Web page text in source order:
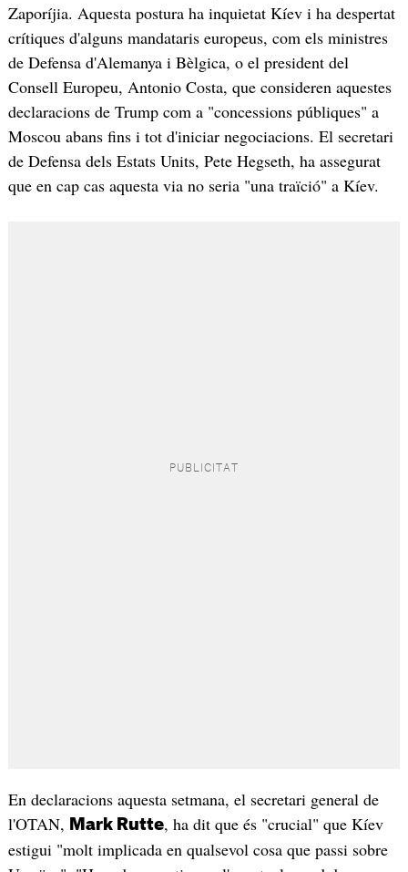
Zaporíjia. Aquesta postura ha inquietat Kíev i ha despertat
crítiques d'alguns mandataris europeus, com els ministres
de Defensa d'Alemanya i Bèlgica, o el president del
Consell Europeu, Antonio Costa, que consideren aquestes
declaracions de Trump com a "concessions públiques" a
Moscou abans fins i tot d'iniciar negociacions. El secretari
de Defensa dels Estats Units, Pete Hegseth, ha assegurat
que en cap cas aquesta via no seria "una traïció" a Kíev.
En declaracions aquesta setmana, el secretari general de
l'OTAN, Mark Rutte, ha dit que és "crucial" que Kíev
estigui "molt implicada en qualsevol cosa que passi sobre